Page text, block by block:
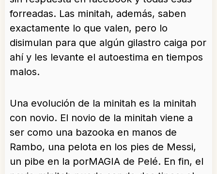
forreadas. Las minitah, además, saben
exactamente lo que valen, pero lo
disimulan para que algún gilastro caiga por
ahí y les levante el autoestima en tiempos
malos.
Una evolución de la minitah es la minitah
con novio. El novio de la minitah viene a
ser como una bazooka en manos de
Rambo, una pelota en los pies de Messi,
un pibe en la porMAGIA de Pelé. En fin, el